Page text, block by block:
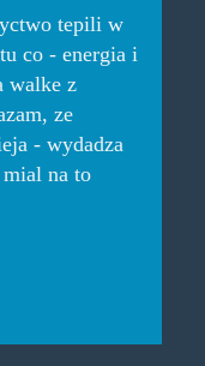
tepili w
co - energia i
walke z
ze
- wydadza
mial na to